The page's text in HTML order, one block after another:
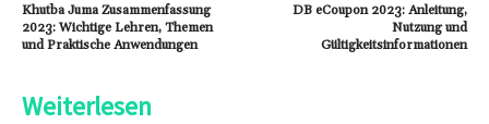
Khutba Juma Zusammenfassung
2023: Wichtige Lehren, Themen
und Praktische Anwendungen
DB eCoupon 2023: Anleitung,
Nutzung und
Gültigkeitsinformationen
Weiterlesen